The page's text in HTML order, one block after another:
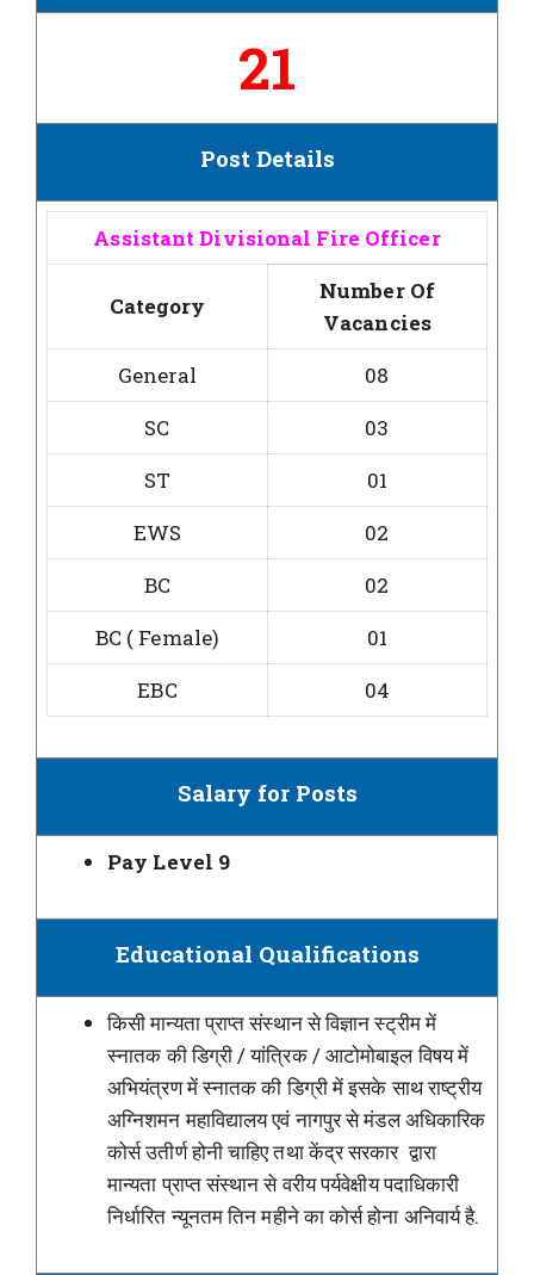
21
Post Details
Assistant Divisional Fire Officer
Category
Number Of
Vacancies
General
08
SC
03
ST
01
EWS
02
BC
02
BC ( Female)
01
EBC
04
Salary for Posts
Pay Level 9
Educational Qualifications
किसी मान्यता प्राप्त संस्थान से विज्ञान स्ट्रीम में
स्नातक की डिग्री / यांत्रिक / आटोमोबाइल विषय में
अभियंत्रण में स्नातक की डिग्री में इसके साथ राष्ट्रीय
अग्निशमन महाविद्यालय एवं नागपुर से मंडल अधिकारिक
कोर्स उतीर्ण होनी चाहिए तथा केंद्र सरकार द्वारा
मान्यता प्राप्त संस्थान से वरीय पर्यवेक्षीय पदाधिकारी
निर्धारित न्यूनतम तिन महीने का कोर्स होना अनिवार्य है.